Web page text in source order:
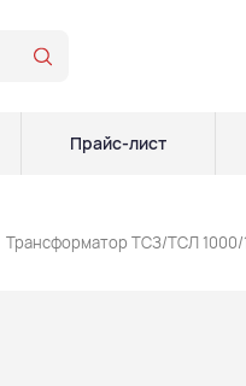
Прайс-лист
Трансформатор ТСЗ/ТСЛ